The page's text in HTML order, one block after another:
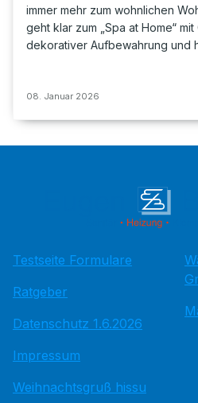
immer mehr zum wohnlichen
geht klar zum „Spa at Home“
dekorativer Aufbewahrung und
08. Januar 2026
Testseite Formulare
Ratgeber
Datenschutz 1.6.2026
Impressum
Weihnachtsgruß hissu